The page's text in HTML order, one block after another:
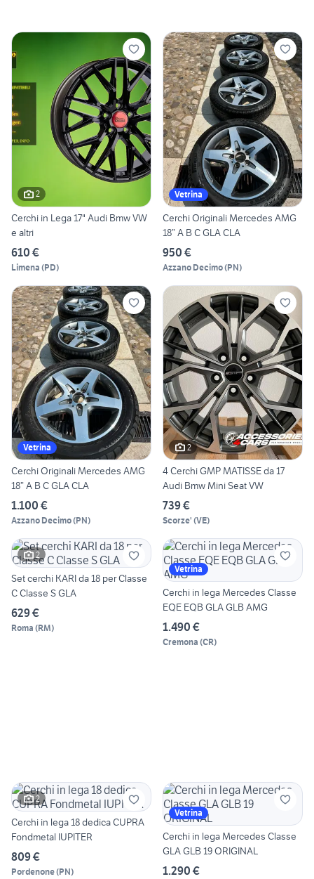
2
Cerchi in Lega 17" Audi Bmw VW
e altri
610 €
Limena (PD)
Vetrina
Cerchi Originali Mercedes AMG
18” A B C GLA CLA
950 €
Azzano Decimo(PN)
Vetrina
Cerchi Originali Mercedes AMG
18” A B C GLA CLA
1.100 €
Azzano Decimo(PN)
2
4 Cerchi GMP MATISSE da 17
Audi Bmw Mini Seat VW
739 €
Scorze' (VE)
2
Set cerchi KARI da 18 per Classe
C Classe S GLA
629 €
Roma (RM)
Vetrina
Cerchi in lega Mercedes Classe
EQE EQB GLA GLB AMG
1.490 €
Cremona (CR)
2
Cerchi in lega 18 dedica CUPRA
Fondmetal IUPITER
809 €
Pordenone(PN)
Vetrina
Cerchi in lega Mercedes Classe
GLA GLB 19 ORIGINAL
1.290 €